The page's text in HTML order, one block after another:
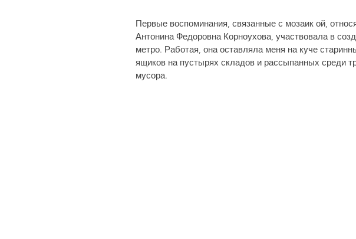
Первые воспоминания, связанные с мозаик ой,
Антонина Федоровна Корноухова, участвовала в
метро. Работая, она оставляла меня на куче
ящиков на пустырях складов и рассыпанных среди
мусора.